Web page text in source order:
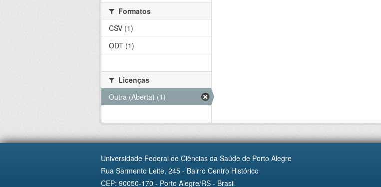
Formatos
CSV (1)
ODT (1)
Licenças
Outra (Aberta) (1)
Universidade Federal de Ciências da Saúde de Porto Alegre
Rua Sarmento Leite, 245 - Bairro Centro Histórico
CEP: 90050-170 - Porto Alegre/RS - Brasil